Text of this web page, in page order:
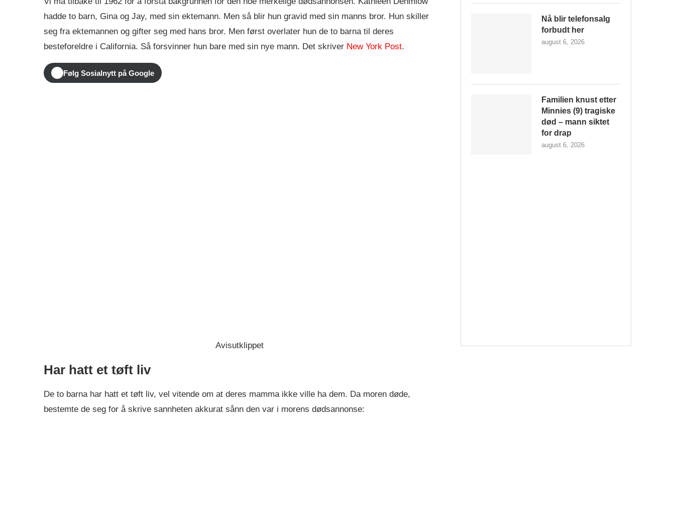
hadde to barn, Gina og Jay, med sin ektemann. Men så blir hun gravid med sin manns bror. Hun skiller
seg fra ektemannen og gifter seg med hans bror. Men først overlater hun de to barna til deres
besteforeldre i California. Så forsvinner hun bare med sin nye mann. Det skriver New York Post.
Følg Sosialnytt på Google
Avisutklippet
Har hatt et tøft liv
De to barna har hatt et tøft liv, vel vitende om at deres mamma ikke ville ha dem. Da moren døde,
bestemte de seg for å skrive sannheten akkurat sånn den var i morens dødsannonse:
Nå blir telefonsalg
forbudt her
august 6, 2026
Familien knust etter
Minnies (9) tragiske
død – mann siktet
for drap
august 6, 2026